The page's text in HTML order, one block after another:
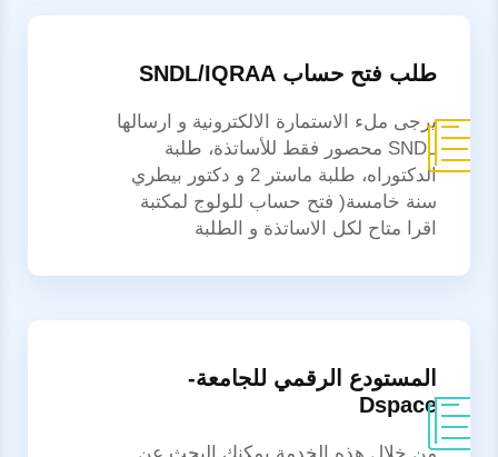
طلب فتح حساب SNDL/IQRAA
يرجى ملء الاستمارة الالكترونية و ارسالها
SNDL محصور فقط للأساتذة، طلبة
الدكتوراه، طلبة ماستر 2 و دكتور بيطري
سنة خامسة( فتح حساب للولوج لمكتبة
اقرا متاح لكل الاساتذة و الطلبة
المستودع الرقمي للجامعة-
Dspace
من خلال هذه الخدمة يمكنك البحث عن